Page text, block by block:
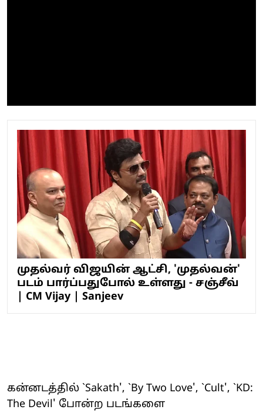
முதல்வர் விஜயின் ஆட்சி, 'முதல்வன்'
படம் பார்ப்பதுபோல் உள்ளது - சஞ்சீவ்
| CM Vijay | Sanjeev
கன்னடத்தில் `Sakath', `By Two Love', `Cult', `KD:
The Devil' போன்ற படங்களை